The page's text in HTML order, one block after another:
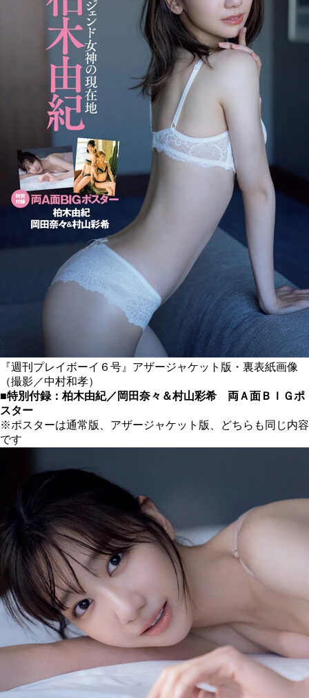
『週刊プレイボーイ６号』アザージャケット版・裏表紙画像
（撮影／中村和孝）
■特別付録：柏木由紀／岡田奈々＆村山彩希 両Ａ面ＢＩＧポ
スター
※ポスターは通常版、アザージャケット版、どちらも同じ内容
です